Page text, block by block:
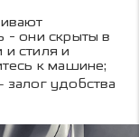
- они скрыты в
стиля и
к машине;
удобства